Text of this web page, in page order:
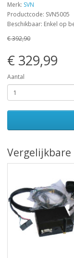
Merk: SVN
Productcode: SVN5005
Beschikbaar: Enkel op
€ 392,90
€ 329,99
Aantal